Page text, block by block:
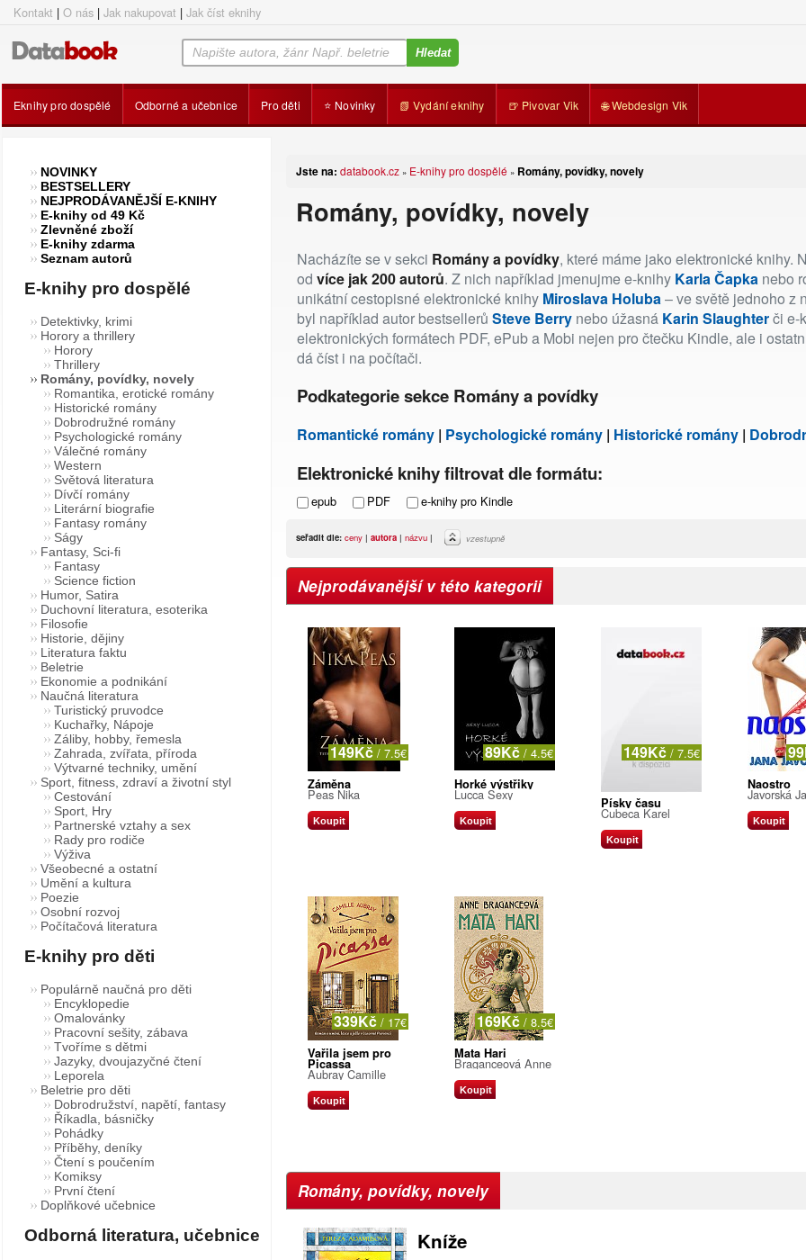
Kontakt | O nás | Jak nakupovat | Jak číst eknihy
Eknihy pro dospělé Odborné a učebnice Pro děti ⭐ Novinky 📗 Vydání eknihy 🍺 Pivovar Vik 🌐 Webdesign Vik
Jste na: databook.cz » E-knihy pro dospělé » Romány, povídky, novely
Romány, povídky, novely
Nacházíte se v sekci Romány a povídky, které máme jako elektronické knihy.
od více jak 200 autorů. Z nich například jmenujme e-knihy Karla Čapka nebo
unikátní cestopisné elektronické knihy Miroslava Holuba – ve světě jednoho z
byl například autor bestsellerů Steve Berry nebo úžasná Karin Slaughterči e-
elektronických formátech PDF, ePub a Mobi nejen pro čtečku Kindle, ale i
dá číst i na počítači.
Podkategorie sekce Romány a povídky
Romantické romány | Psychologické romány | Historické romány |
Elektronické knihy filtrovat dle formátu:
epub PDF e-knihy pro Kindle
seřadit dle: ceny | autora | názvu | vzestupně
Nejprodávanější v této kategorii
149Kč / 7.5€
Záměna
Peas Nika
Koupit
89Kč / 4.5€
Horké výstřiky
Lucca Sexy
Koupit
149Kč / 7.5€
Písky času
Cubeca Karel
Koupit
Naostro
Javorská
Koupit
339Kč / 17€
Vařila jsem pro
Picassa
Aubray Camille
Koupit
169Kč / 8.5€
Mata Hari
Braganceová Anne
Koupit
Romány, povídky, novely
Kníže
NOVINKY
BESTSELLERY
NEJPRODÁVANĚJŠÍ E-KNIHY
E-knihy od 49 Kč
Zlevněné zboží
E-knihy zdarma
Seznam autorů
E-knihy pro dospělé
Detektivky, krimi
Horory a thrillery
Horory
Thrillery
Romány, povídky, novely
Romantika, erotické romány
Historické romány
Dobrodružné romány
Psychologické romány
Válečné romány
Western
Světová literatura
Dívčí romány
Literární biografie
Fantasy romány
Ságy
Fantasy, Sci-fi
Fantasy
Science fiction
Humor, Satira
Duchovní literatura, esoterika
Filosofie
Historie, dějiny
Literatura faktu
Beletrie
Ekonomie a podnikání
Naučná literatura
Turistický pruvodce
Kuchařky, Nápoje
Záliby, hobby, řemesla
Zahrada, zvířata, příroda
Výtvarné techniky, umění
Sport, fitness, zdraví a životní styl
Cestování
Sport, Hry
Partnerské vztahy a sex
Rady pro rodiče
Výživa
Všeobecné a ostatní
Umění a kultura
Poezie
Osobní rozvoj
Počítačová literatura
E-knihy pro děti
Populárně naučná pro děti
Encyklopedie
Omalovánky
Pracovní sešity, zábava
Tvoříme s dětmi
Jazyky, dvoujazyčné čtení
Leporela
Beletrie pro děti
Dobrodružství, napětí, fantasy
Říkadla, básničky
Pohádky
Příběhy, deníky
Čtení s poučením
Komiksy
První čtení
Doplňkové učebnice
Odborná literatura, učebnice